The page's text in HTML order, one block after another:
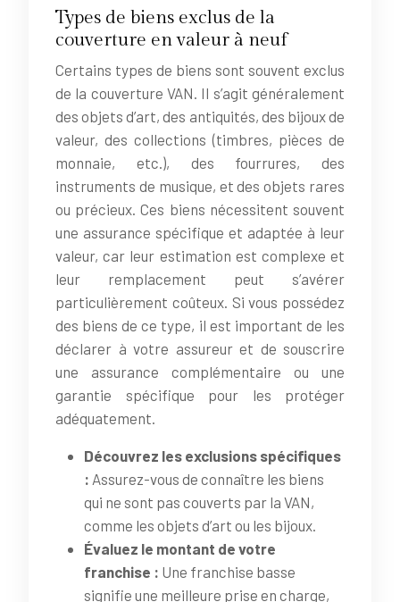
Types de biens exclus de la
couverture en valeur à neuf
Certains types de biens sont souvent exclus
de la couverture VAN. Il s’agit généralement
des objets d’art, des antiquités, des bijoux de
valeur, des collections (timbres, pièces de
monnaie, etc.), des fourrures, des
instruments de musique, et des objets rares
ou précieux. Ces biens nécessitent souvent
une assurance spécifique et adaptée à leur
valeur, car leur estimation est complexe et
leur remplacement peut s’avérer
particulièrement coûteux. Si vous possédez
des biens de ce type, il est important de les
déclarer à votre assureur et de souscrire
une assurance complémentaire ou une
garantie spécifique pour les protéger
adéquatement.
Découvrez les exclusions spécifiques
: Assurez-vous de connaître les biens
qui ne sont pas couverts par la VAN,
comme les objets d’art ou les bijoux.
Évaluez le montant de votre
franchise : Une franchise basse
signifie une meilleure prise en charge,